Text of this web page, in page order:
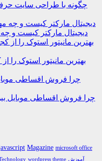
چگونه با طراحی سایت
دیجیتال مارکتر کیست و چه
بهترین مانیتور استوک را
چرا فروش اقساطی موبایل
Magazine microsoft office
wordpress theme آموزش